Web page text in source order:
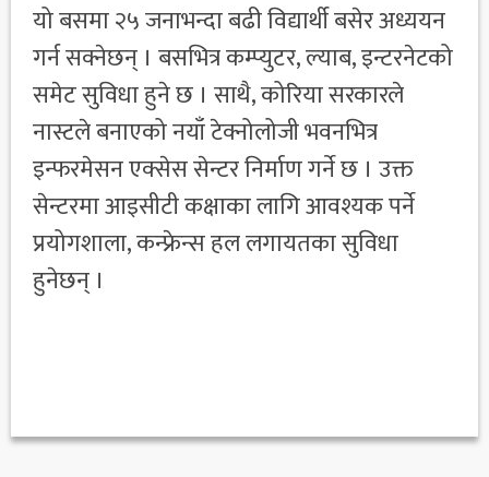
यो बसमा २५ जनाभन्दा बढी विद्यार्थी बसेर अध्ययन
गर्न सक्नेछन् । बसभित्र कम्प्युटर, ल्याब, इन्टरनेटको
समेट सुविधा हुने छ । साथै, कोरिया सरकारले
नास्टले बनाएको नयाँ टेक्नोलोजी भवनभित्र
इन्फरमेसन एक्सेस सेन्टर निर्माण गर्ने छ । उक्त
सेन्टरमा आइसीटी कक्षाका लागि आवश्यक पर्ने
प्रयोगशाला, कन्फ्रेन्स हल लगायतका सुविधा
हुनेछन् ।